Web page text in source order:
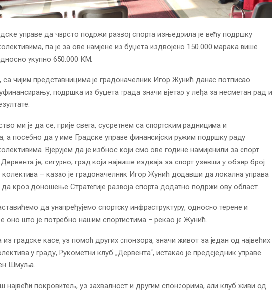
управе да чврсто подржи развој спорта изњедрила је већу подршку
па је за ове намјене из буџета издвојено 150.000 марака више
укупно 650.000 КМ.
са чијим представницима је градоначелник Игор Жунић данас потписао
подршка из буџета града значи вјетар у леђа за несметан рад и
ми је да се, прије свега, сусретнем са спортским радницима и
а посебно да у име Градске управе финансијски ружим подршку раду
Вјерујем да је избнос који смо ове године намијенили за спорт
је, сигурно, град који највише издваја за спорт узевши у обзир број
колектива – казао је градоначелник Игор Жунић додавши да локална управа
да кроз доношење Стратегије развоја спорта додатно подржи ову област.
да унапређујемо спортску инфраструктуру, односно терене и
оно што је потребно нашим спортистима – рекао је Жунић.
градске касе, уз помоћ других спонзора, значи живот за један од највећих
у граду, Рукометни клуб „Дервента“, истакао је предсједник управе
Шмуља.
највећи покровитељ, уз захвалност и другим спонзорима, али клуб живи од